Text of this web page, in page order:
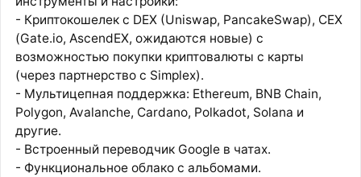
- Криптокошелек с DEX (Uniswap, PancakeSwap), CEX
(Gate.io, AscendEX, ожидаются новые) с
возможностью покупки криптовалюты с карты
(через партнерство с Simplex).
- Мультицепная поддержка: Ethereum, BNB Chain,
Polygon, Avalanche, Cardano, Polkadot, Solana и
другие.
- Встроенный переводчик Google в чатах.
- Функциональное облако с альбомами.